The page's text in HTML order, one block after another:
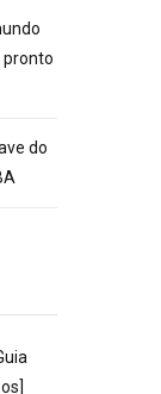
pronto
do